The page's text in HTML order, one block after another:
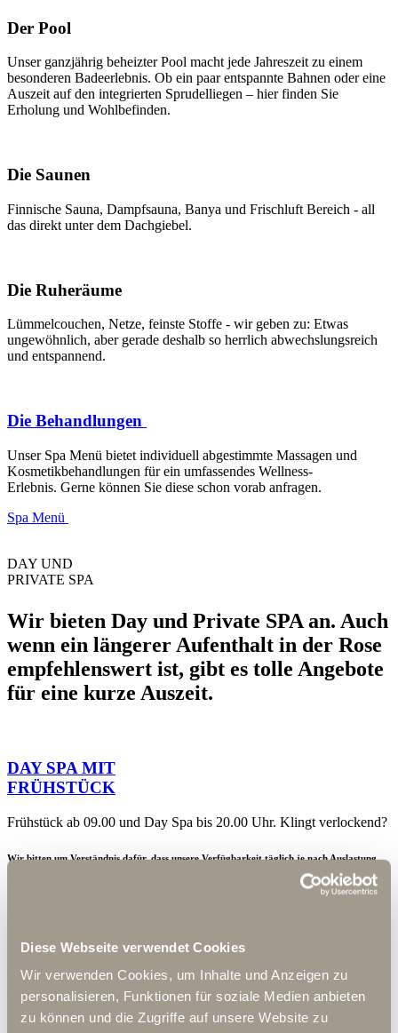
Diese Webseite verwendet Cookies
Wir verwenden Cookies, um Inhalte und Anzeigen zu
personalisieren, Funktionen für soziale Medien anbieten
zu können und die Zugriffe auf unsere Website zu
Der Pool
Unser ganzjährig beheizter Pool macht jede Jahreszeit zu einem
besonderen Badeerlebnis. Ob ein paar entspannte Bahnen oder eine
Auszeit auf den integrierten Sprudelliegen – hier finden Sie
Erholung und Wohlbefinden.
Die Saunen
Finnische Sauna, Dampfsauna, Banya und Frischluft Bereich - all
das direkt unter dem Dachgiebel.
Die Ruheräume
Lümmelcouchen, Netze, feinste Stoffe - wir geben zu: Etwas
ungewöhnlich, aber gerade deshalb so herrlich abwechslungsreich
und entspannend.
Die Behandlungen
Unser Spa Menü bietet individuell abgestimmte Massagen und
Kosmetikbehandlungen für ein umfassendes Wellness-
Erlebnis. Gerne können Sie diese schon vorab anfragen.
Spa Menü
DAY UND
PRIVATE SPA
Wir bieten Day und Private SPA an. Auch
wenn ein längerer Aufenthalt in der Rose
empfehlenswert ist, gibt es tolle Angebote
für eine kurze Auszeit.
DAY SPA MIT
FRÜHSTÜCK
Frühstück ab 09.00 und Day Spa bis 20.00 Uhr. Klingt verlockend?
Wir bitten um Verständnis dafür, dass unsere Verfügbarkeit täglich je nach Auslastung
variiert. Für die Bereitstellung unserer SPA-Tasche behalten wir uns vor, eine gültige
DINNER
Day Spa bis 19.00 Uhr und 3-Gang-Menü mit Hauptgang zur Wahl